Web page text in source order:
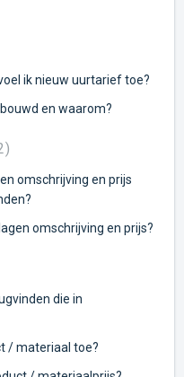
ik nieuw uurtarief toe?
en waarom?
omschrijving en prijs
omschrijving en prijs?
die in
/ materiaal toe?